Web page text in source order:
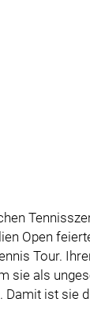
Open
Tour.
sie als
Damit ist sie